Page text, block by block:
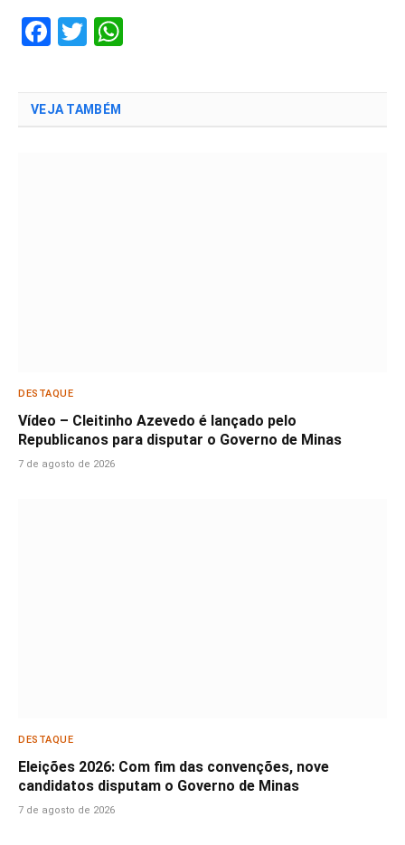
Facebook
Twitter
VEJA TAMBÉM
DESTAQUE
Vídeo – Cleitinho Azevedo é lançado pelo
Republicanos para disputar o Governo de Minas
7 de agosto de 2026
DESTAQUE
Eleições 2026: Com fim das convenções, nove
candidatos disputam o Governo de Minas
7 de agosto de 2026